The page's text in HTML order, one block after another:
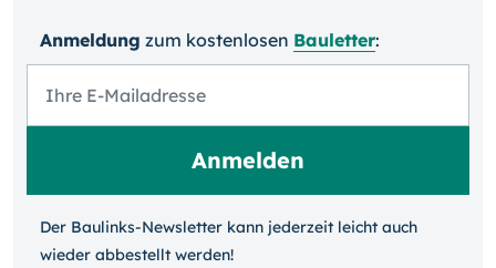
Anmeldung zum kosten­losen Bauletter:
Der Baulinks-Newsletter kann jeder­zeit leicht auch
wieder ab­bestellt werden!